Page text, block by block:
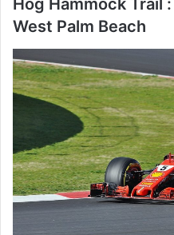
West Palm Beach